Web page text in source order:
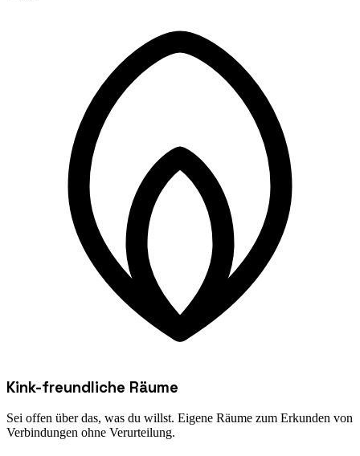
Kink-freundliche Räume
Sei offen über das, was du willst. Eigene Räume zum Erkunden von
Verbindungen ohne Verurteilung.